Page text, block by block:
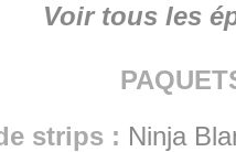
Voir tous les
strips : Ninja